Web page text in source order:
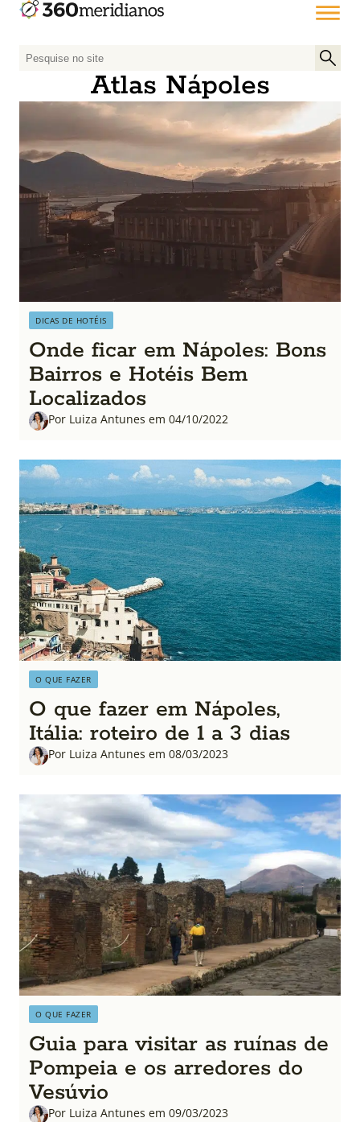
P
i
a
Atlas Nápoles
DICAS DE HOTÉIS
Onde ficar em Nápoles: Bons
Bairros e Hotéis Bem
Localizados
Por Luiza Antunes em 04/10/2022
O QUE FAZER
O que fazer em Nápoles,
Itália: roteiro de 1 a 3 dias
Por Luiza Antunes em 08/03/2023
O QUE FAZER
Guia para visitar as ruínas de
Pompeia e os arredores do
Vesúvio
Por Luiza Antunes em 09/03/2023